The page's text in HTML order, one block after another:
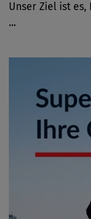
Unser Ziel ist
...